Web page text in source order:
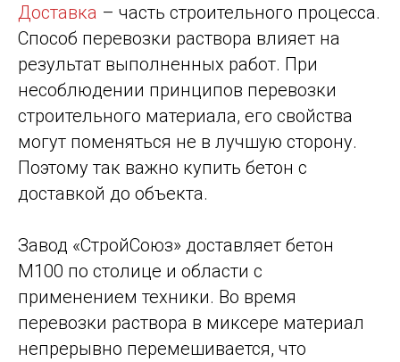
Доставка – часть строительного процесса.
Способ перевозки раствора влияет на
результат выполненных работ. При
несоблюдении принципов перевозки
строительного материала, его свойства
могут поменяться не в лучшую сторону.
Поэтому так важно купить бетон с
доставкой до объекта.
Завод «СтройСоюз» доставляет бетон
М100 по столице и области с
применением техники. Во время
перевозки раствора в миксере материал
непрерывно перемешивается, что